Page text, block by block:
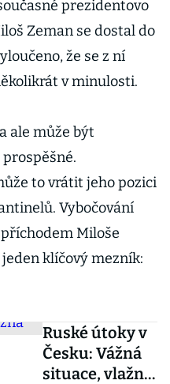
prezidentovo
Zeman se dostal do
že se z ní
v minulosti.
ale může být
to vrátit jeho pozici
Vybočování
Miloše
klíčový mezník:
Ruské útoky v
Česku: Vážná
situace, vlažná